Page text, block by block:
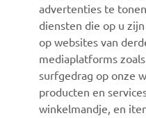
© Copyright - 2026 Yamaha
voorbehouden
advertenties te
diensten die op u
op websites van
mediaplatforms
surfgedrag op onze
producten en
winkelmandje, en